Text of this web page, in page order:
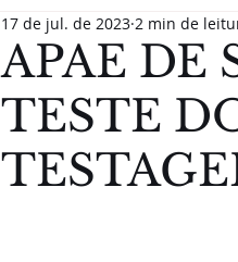
APAE DE
TESTE
17 de jul. de 2023 2 min de